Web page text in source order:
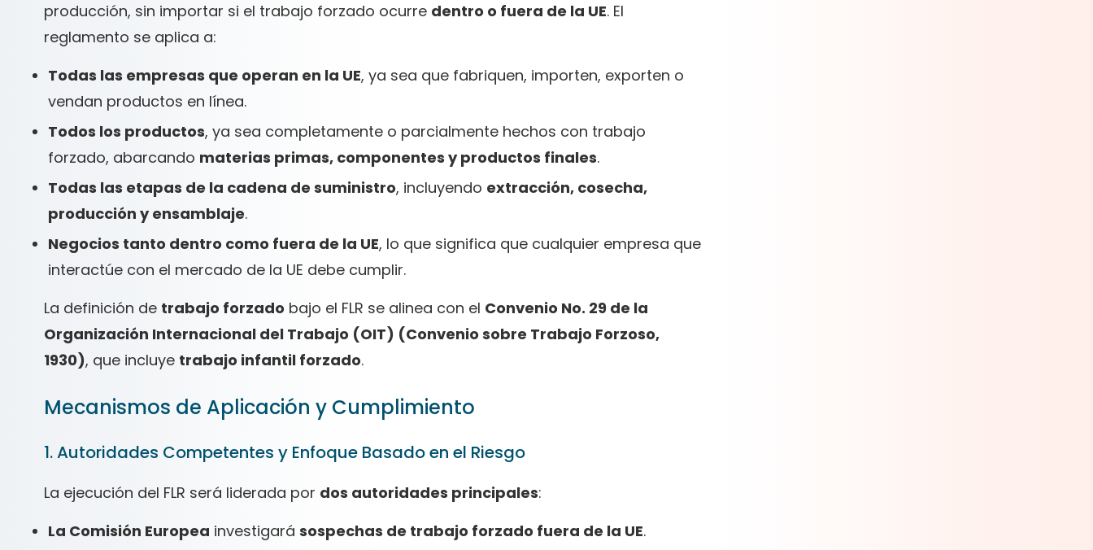
producción, sin importar si el trabajo forzado ocurre dentro o fuera de la UE. El
reglamento se aplica a:
Todas las empresas que operan en la UE, ya sea que fabriquen, importen, exporten o
vendan productos en línea.
Todos los productos, ya sea completamente o parcialmente hechos con trabajo
forzado, abarcando materias primas, componentes y productos finales.
Todas las etapas de la cadena de suministro, incluyendo extracción, cosecha,
producción y ensamblaje.
Negocios tanto dentro como fuera de la UE, lo que significa que cualquier empresa que
interactúe con el mercado de la UE debe cumplir.
La definición de trabajo forzado bajo el FLR se alinea con el Convenio No. 29 de la
Organización Internacional del Trabajo (OIT) (Convenio sobre Trabajo Forzoso,
1930), que incluye trabajo infantil forzado.
Mecanismos de Aplicación y Cumplimiento
1. Autoridades Competentes y Enfoque Basado en el Riesgo
La ejecución del FLR será liderada por dos autoridades principales:
La Comisión Europea investigará sospechas de trabajo forzado fuera de la UE.